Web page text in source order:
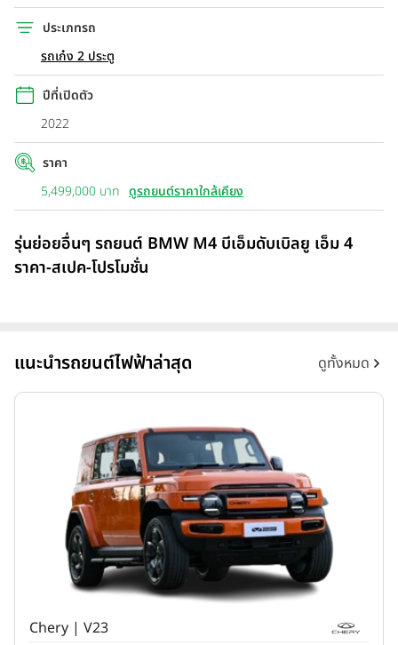
ประเภทรถ
รถเก๋ง 2 ประตู
ปีที่เปิดตัว
2022
ราคา
5,499,000 บาท ดูรถยนต์ราคาใกล้เคียง
รุ่นย่อยอื่นๆ รถยนต์ BMW M4 บีเอ็มดับเบิลยู เอ็ม 4
ราคา-สเปค-โปรโมชั่น
แนะนำรถยนต์ไฟฟ้าล่าสุด ดูทั้งหมด
Chery | V23